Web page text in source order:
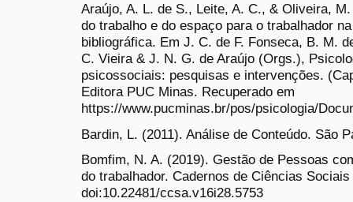
Araújo, A. L. de S., Leite, A. C., & Oliveira,
do trabalho e do espaço para o trabalhador
bibliográfica. Em J. C. de F. Fonseca, B. M.
C. Vieira & J. N. G. de Araújo (Orgs.),
psicossociais: pesquisas e intervenções.
Editora PUC Minas. Recuperado em
https://www.pucminas.br/pos/psicologia/
Bardin, L. (2011). Análise de Conteúdo. São
Bomfim, N. A. (2019). Gestão de Pessoas
do trabalhador. Cadernos de Ciências
doi:10.22481/ccsa.v16i28.5753